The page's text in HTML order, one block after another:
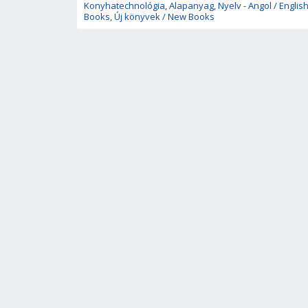
Konyhatechnológia,Alapanyag,Nyelv - Angol / English
Books,Új könyvek / New Books